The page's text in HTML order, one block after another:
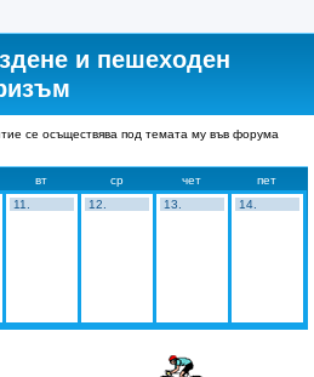
и пешеходен
се осъществява под темата му във форума
вт ср чет
пет
11. 12. 13. 14.